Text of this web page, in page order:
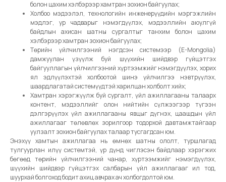
болон цахим хэлбэрээр хамтран зохион байгуулах;
Холбоо мэдээлэл, технологийн инженерүүдийн мэргэжлийн
мэдлэг, ур чадварыг нэмэгдүүлэх, мэдээллийн аюулгүй
байдлын ахисан шатны сургалтыг танхим болон цахим
хэлбэрээр хамтран зохион байгуулах;
Төрийн үйлчилгээний нэгдсэн системээр (E-Mongolia)
дамжуулан үзүүлж буй шүүхийн шийдвэр гүйцэтгэх
байгууллагын үйлчилгээний хүртээмжийг нэмэгдүүлэх, хорих
ял эдлүүлэхтэй холбоотой шинэ үйлчилгээ нэвтрүүлэх,
шаардлагатай системүүдтэй харилцан холболт хийх;
Хамтран хэрэгжүүлж буй сургалт, үйл ажиллагааны талаарх
контент, мэдээллийг олон нийтийн сүлжээгээр түгээн
дэлгэрүүлэх үйл ажиллагааны явцыг дүгнэх, цаашдын үйл
ажиллагааг төлөвлөх зорилгоор тодорхой давтамжтайгаар
уулзалт зохион байгуулах талаар тусгагдсан юм.
Энэхүү хамтын ажиллагаа нь өмнөх шатны ололт, туршлагад
тулгуурлан илүү системтэй, үр дүнд чиглэсэн байдлаар хэрэгжих
бөгөөд төрийн үйлчилгээний чанар, хүртээмжийг нэмэгдүүлэх,
шүүхийн шийдвэр гүйцэтгэх салбарын үйл ажиллагааг ил тод,
шуурхай болгоход бодит ахиц авчрах ач холбогдолтой юм.